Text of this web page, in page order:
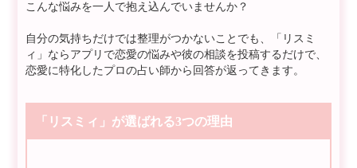
こんな悩みを一人で抱え込んでいませんか？
自分の気持ちだけでは整理がつかないことでも、「リスミ
ィ」ならアプリで恋愛の悩みや彼の相談を投稿するだけで、
恋愛に特化したプロの占い師から回答が返ってきます。
「リスミィ」が選ばれる3つの理由